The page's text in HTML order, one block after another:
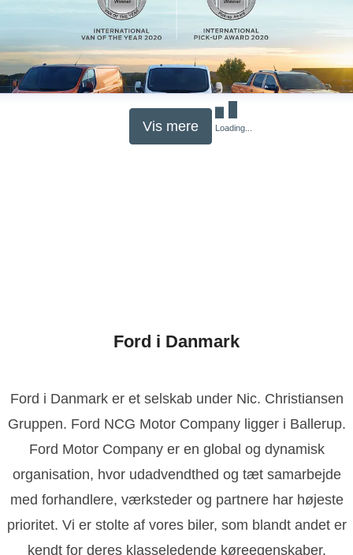
Vis mere Loading...
Ford i Danmark
Ford i Danmark er et selskab under Nic. Christiansen
Gruppen. Ford NCG Motor Company ligger i Ballerup.
Ford Motor Company er en global og dynamisk
organisation, hvor udadvendthed og tæt samarbejde
med forhandlere, værksteder og partnere har højeste
prioritet. Vi er stolte af vores biler, som blandt andet er
kendt for deres klasseledende køreegenskaber,